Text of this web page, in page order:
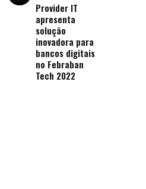
Provider IT
apresenta
solução
inovadora para
bancos digitais
no Febraban
Tech 2022